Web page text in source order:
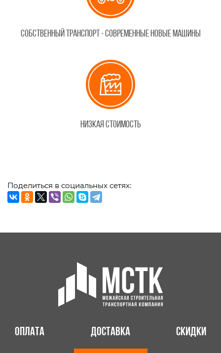
Собственный транспорт - cовременные новые машины
Низкая стоимость
Поделиться в социальных сетях:
Оплата Доставка Скидки